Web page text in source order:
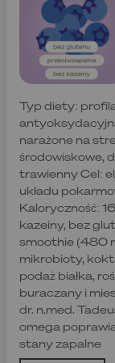
Typ diety:
narażone na
środowiskowe,
trawienny Cel:
układu
Kaloryczność:
kazeiny, bez
smoothie (480
mikrobioty,
podaż białka,
buraczany i
dr. n.med.
omega
stany zapalne